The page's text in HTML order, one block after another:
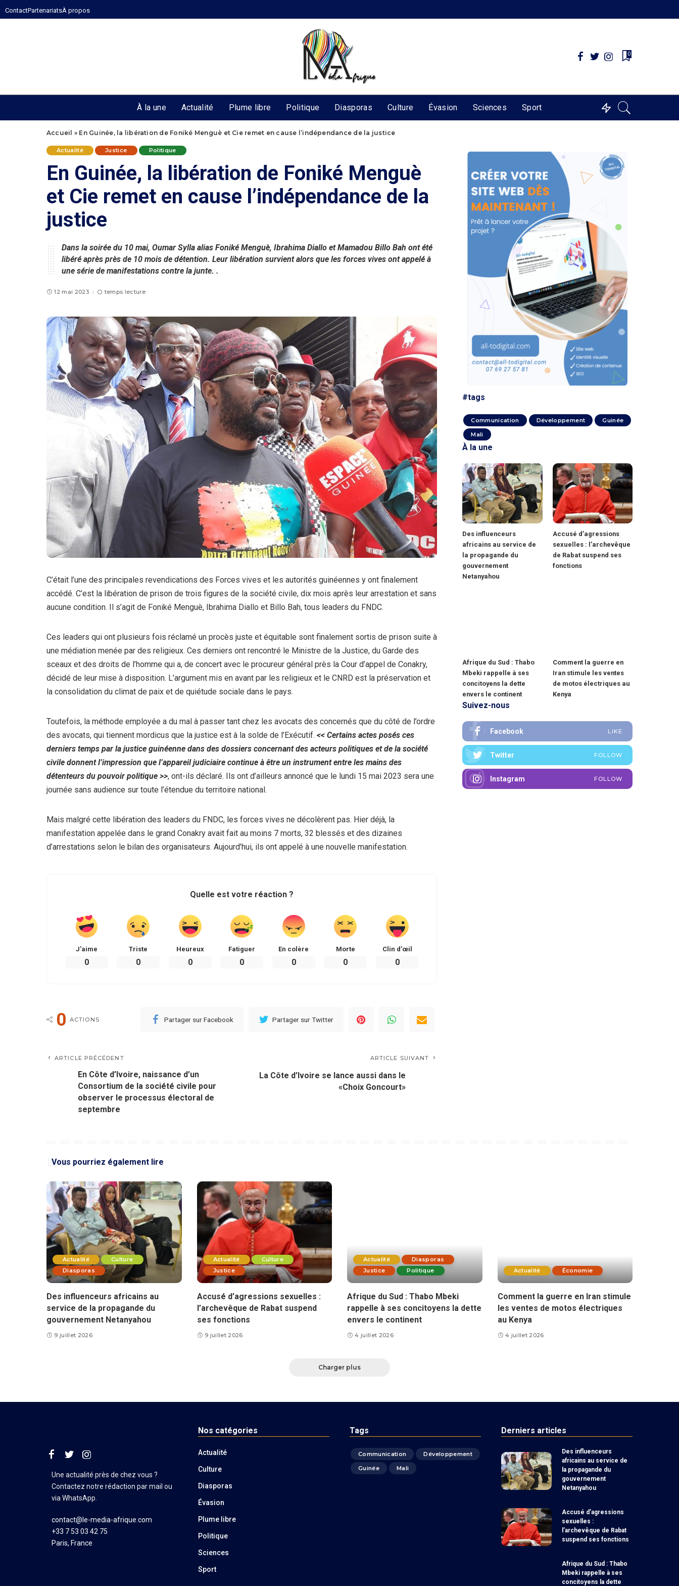
ContactPartenariatsÀ propos
0
À la une Actualité Plume libre Politique Diasporas Culture Évasion Sciences Sport
Accueil » En Guinée, la libération de Foniké Menguè et Cie remet en cause l’indépendance de la justice
Actualité Justice Politique
En Guinée, la libération de Foniké Menguè
et Cie remet en cause l’indépendance de la
justice
Dans la soirée du 10 mai, Oumar Sylla alias Foniké Menguè, Ibrahima Diallo et Mamadou Billo Bah ont été
libéré après près de 10 mois de détention. Leur libération survient alors que les forces vives ont appelé à
une série de manifestations contre la junte. .
12 mai 2023 temps lecture
C’était l’une des principales revendications des Forces vives et les autorités guinéennes y ont finalement
accédé. C’est la libération de prison de trois figures de la société civile, dix mois après leur arrestation et sans
aucune condition. Il s’agit de Foniké Menguè, Ibrahima Diallo et Billo Bah, tous leaders du FNDC.
Ces leaders qui ont plusieurs fois réclamé un procès juste et équitable sont finalement sortis de prison suite à
une médiation menée par des religieux. Ces derniers ont rencontré le Ministre de la Justice, du Garde des
sceaux et des droits de l’homme qui a, de concert avec le procureur général près la Cour d’appel de Conakry,
décidé de leur mise à disposition. L’argument mis en avant par les religieux et le CNRD est la préservation et
la consolidation du climat de paix et de quiétude sociale dans le pays.
Toutefois, la méthode employée a du mal à passer tant chez les avocats des concernés que du côté de l’ordre
des avocats, qui tiennent mordicus que la justice est à la solde de l’Exécutif. << Certains actes posés ces
derniers temps par la justice guinéenne dans des dossiers concernant des acteurs politiques et de la société
civile donnent l’impression que l’appareil judiciaire continue à être un instrument entre les mains des
détenteurs du pouvoir politique >>, ont-ils déclaré. Ils ont d’ailleurs annoncé que le lundi 15 mai 2023 sera une
journée sans audience sur toute l’étendue du territoire national.
Mais malgré cette libération des leaders du FNDC, les forces vives ne décolèrent pas. Hier déjà, la
manifestation appelée dans le grand Conakry avait fait au moins 7 morts, 32 blessés et des dizaines
d’arrestations selon le bilan des organisateurs. Aujourd’hui, ils ont appelé à une nouvelle manifestation.
Quelle est votre réaction ?
J'aime
0
Triste
0
Heureux
0
Fatiguer
0
En colère
0
Morte
0
Clin d'œil
0
0 ACTIONS Partager sur Facebook Partager sur Twitter
ARTICLE PRÉCÉDENT
En Côte d’Ivoire, naissance d’un
Consortium de la société civile pour
observer le processus électoral de
septembre
ARTICLE SUIVANT
La Côte d’Ivoire se lance aussi dans le
«Choix Goncourt»
#tags
Communication Développement
Guinée
Mali
À la une
Des influenceurs
africains au service de
la propagande du
gouvernement
Netanyahou
Accusé d’agressions
sexuelles : l’archevêque
de Rabat suspend ses
fonctions
Afrique du Sud : Thabo
Mbeki rappelle à ses
concitoyens la dette
envers le continent
Comment la guerre en
Iran stimule les ventes
de motos électriques au
Kenya
Suivez-nous
Facebook LIKE
Twitter FOLLOW
Instagram FOLLOW
Vous pourriez également lire
Actualité
Culture
Diasporas
Des influenceurs africains au
service de la propagande du
gouvernement Netanyahou
9 juillet 2026
Actualité
Culture
Justice
Accusé d’agressions sexuelles :
l’archevêque de Rabat suspend
ses fonctions
9 juillet 2026
Actualité
Diasporas
Justice
Politique
Afrique du Sud : Thabo Mbeki
rappelle à ses concitoyens la dette
envers le continent
4 juillet 2026
Actualité Économie
Comment la guerre en Iran stimule
les ventes de motos électriques
au Kenya
4 juillet 2026
Charger plus
Une actualité près de chez vous ?
Contactez notre rédaction par mail ou
via WhatsApp.
contact@le-media-afrique.com
+33 7 53 03 42 75
Paris, France
Nos catégories
Actualité
Culture
Diasporas
Évasion
Plume libre
Politique
Sciences
Sport
Tags
Communication
Développement
Guinée
Mali
Derniers articles
Des influenceurs
africains au service de
la propagande du
gouvernement
Netanyahou
Accusé d’agressions
sexuelles :
l’archevêque de Rabat
suspend ses fonctions
Afrique du Sud : Thabo
Mbeki rappelle à ses
concitoyens la dette